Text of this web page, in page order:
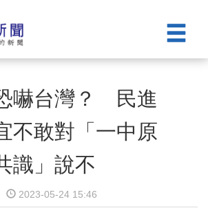
嚇台灣？ 民進
不敢對「一中原
識」說不
2023-05-24 15:46